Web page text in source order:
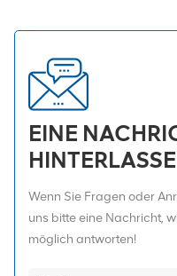
EINE
Wenn Sie Fragen oder
uns bitte eine Nachricht,
möglich antworten!